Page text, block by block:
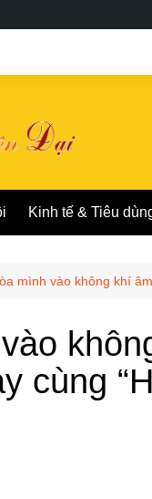
Kinh tế & Tiêu
mình vào không khí
cùng